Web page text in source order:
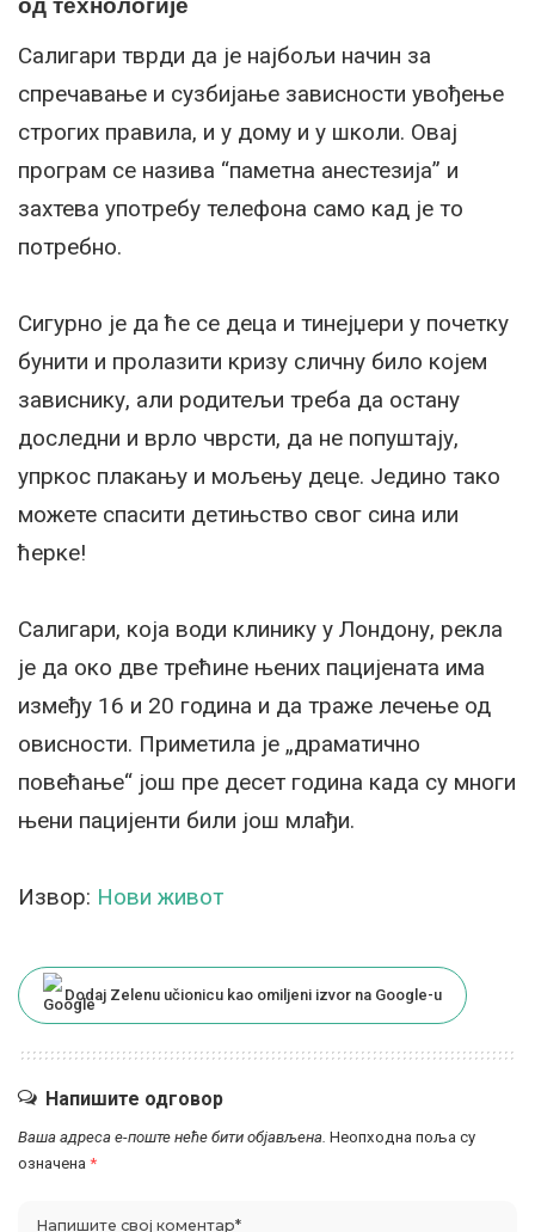
од технологије
Салигари тврди да је најбољи начин за
спречавање и сузбијање зависности увођење
строгих правила, и у дому и у школи. Овај
програм се назива “паметна анестезија” и
захтева употребу телефона само кад је то
потребно.
Сигурно је да ће се деца и тинејџери у почетку
бунити и пролазити кризу сличну било којем
зависнику, али родитељи треба да остану
доследни и врло чврсти, да не попуштају,
упркос плакању и мољењу деце. Једино тако
можете спасити детињство свог сина или
ћерке!
Салигари, која води клинику у Лондону, рекла
је да око две трећине њених пацијената има
између 16 и 20 година и да траже лечење од
овисности. Приметила је „драматично
повећање“ још пре десет година када су многи
њени пацијенти били још млађи.
Извор: Нови живот
Dodaj Zelenu učionicu kao omiljeni izvor na Google-u
Напишите одговор
Ваша адреса е-поште неће бити објављена. Неопходна поља су
означена *